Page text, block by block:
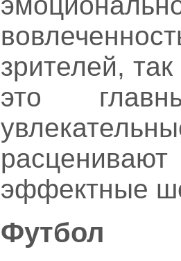
зрителей,
это
эффектные
Футбол